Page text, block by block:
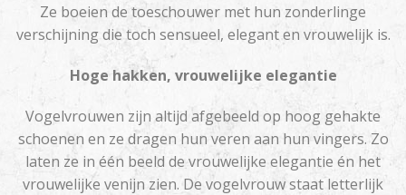
Ze boeien de toeschouwer met hun zonderlinge
verschijning die toch sensueel, elegant en vrouwelijk is.
Hoge hakken, vrouwelijke elegantie
Vogelvrouwen zijn altijd afgebeeld op hoog gehakte
schoenen en ze dragen hun veren aan hun vingers. Zo
laten ze in één beeld de vrouwelijke elegantie én het
vrouwelijke venijn zien. De vogelvrouw staat letterlijk